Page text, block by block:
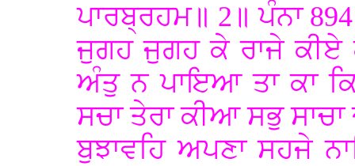
ਪਾਰਬ੍ਰਹਮ॥ 2॥ ਪੰਨਾ
ਜੁਗਹ ਜੁਗਹ ਕੇ ਰਾਜੇ ਕੀਏ
ਅੰਤੁ ਨ ਪਾਇਆ ਤਾ ਕਾ
ਸਚਾ ਤੇਰਾ ਕੀਆ ਸਭੁ
ਬੁਝਾਵਹਿ ਅਪਣਾ ਸਹਜੇ